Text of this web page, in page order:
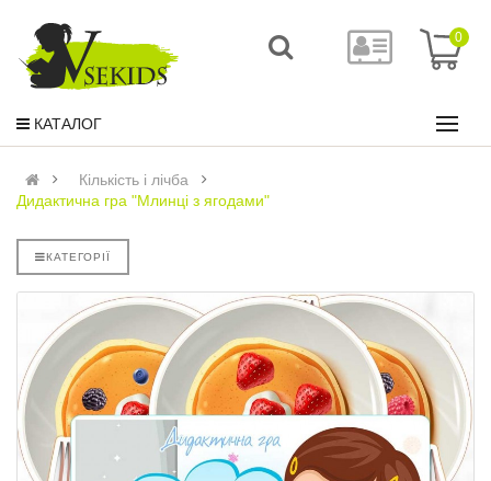
0
КАТАЛОГ
Кількість і лічба
Дидактична гра "Млинці з ягодами"
КАТЕГОРІЇ